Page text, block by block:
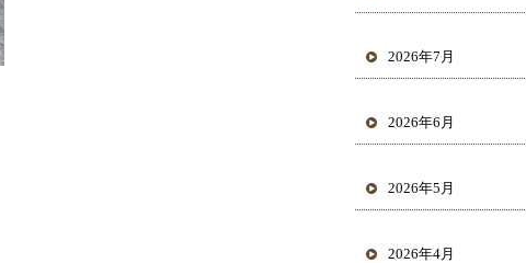
2026年7月
2026年6月
2026年5月
2026年4月